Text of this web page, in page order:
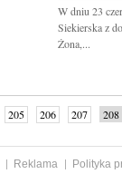
W dniu 23
Siekierska z
Żona,...
205 206 207 208
Reklama
Polityka